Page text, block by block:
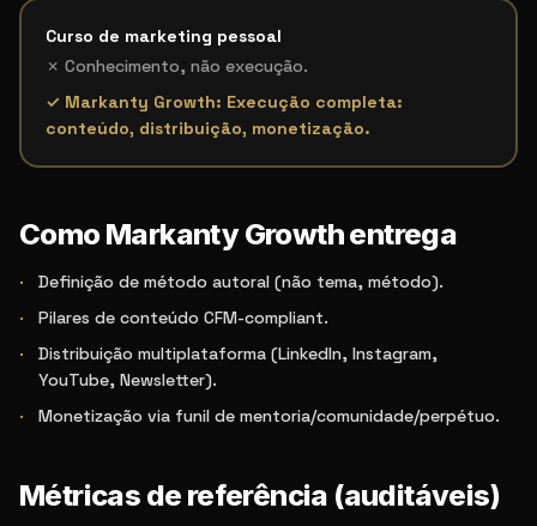
Curso de marketing pessoal
✗ Conhecimento, não execução.
✓ Markanty Growth: Execução completa:
conteúdo, distribuição, monetização.
Como Markanty Growth entrega
·
Definição de método autoral (não tema, método).
·
Pilares de conteúdo CFM-compliant.
·
Distribuição multiplataforma (LinkedIn, Instagram,
YouTube, Newsletter).
·
Monetização via funil de mentoria/comunidade/perpétuo.
Métricas de referência (auditáveis)